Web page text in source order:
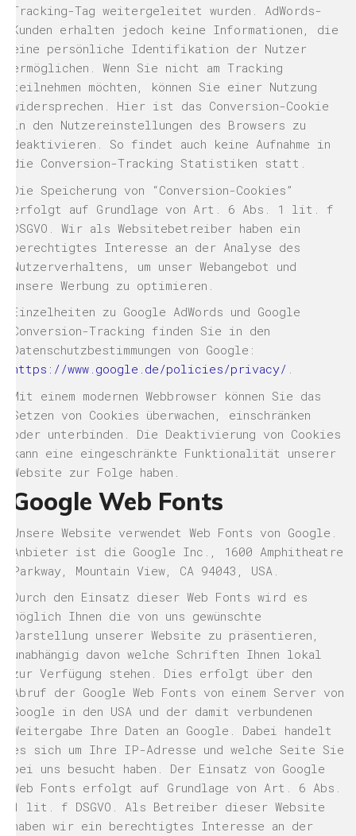
Tracking-Tag weitergeleitet wurden. AdWords-
Kunden erhalten jedoch keine Informationen, die
eine persönliche Identifikation der Nutzer
ermöglichen. Wenn Sie nicht am Tracking
teilnehmen möchten, können Sie einer Nutzung
widersprechen. Hier ist das Conversion-Cookie
in den Nutzereinstellungen des Browsers zu
deaktivieren. So findet auch keine Aufnahme in
die Conversion-Tracking Statistiken statt.
Die Speicherung von “Conversion-Cookies”
erfolgt auf Grundlage von Art. 6 Abs. 1 lit. f
DSGVO. Wir als Websitebetreiber haben ein
berechtigtes Interesse an der Analyse des
Nutzerverhaltens, um unser Webangebot und
unsere Werbung zu optimieren.
Einzelheiten zu Google AdWords und Google
Conversion-Tracking finden Sie in den
Datenschutzbestimmungen von Google:
https://www.google.de/policies/privacy/ .
Mit einem modernen Webbrowser können Sie das
Setzen von Cookies überwachen, einschränken
oder unterbinden. Die Deaktivierung von Cookies
kann eine eingeschränkte Funktionalität unserer
Website zur Folge haben.
Google Web Fonts
Unsere Website verwendet Web Fonts von Google.
Anbieter ist die Google Inc., 1600 Amphitheatre
Parkway, Mountain View, CA 94043, USA.
Durch den Einsatz dieser Web Fonts wird es
möglich Ihnen die von uns gewünschte
Darstellung unserer Website zu präsentieren,
unabhängig davon welche Schriften Ihnen lokal
zur Verfügung stehen. Dies erfolgt über den
Abruf der Google Web Fonts von einem Server von
Google in den USA und der damit verbundenen
Weitergabe Ihre Daten an Google. Dabei handelt
es sich um Ihre IP-Adresse und welche Seite Sie
bei uns besucht haben. Der Einsatz von Google
Web Fonts erfolgt auf Grundlage von Art. 6 Abs.
1 lit. f DSGVO. Als Betreiber dieser Website
haben wir ein berechtigtes Interesse an der